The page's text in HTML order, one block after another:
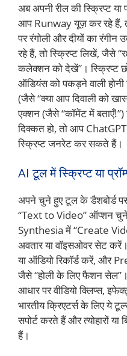
अब अपनी रील की स्क्रिप्ट
आप Runway यूज़ कर रहे हैं, तो
पर रंगोली और दीयों का
रहे हैं, तो स्क्रिप्ट लिखें, जैसे
कलेक्शन को देखें”। स्क्रिप्ट
ऑडियंस को पकड़ने वाली
(जैसे “क्या आप दिवाली को
एक्शन (जैसे “कॉमेंट में
दिक्कत हो, तो आप
स्क्रिप्ट जनरेट कर सकते हैं।
AI टूल में स्क्रिप्ट या
अपने चुने हुए टूल के डैशबोर्ड
“Text to Video” ऑप्शन चुनें,
Synthesia में “Create
अवतार या वॉइसओवर सेट
या ऑडियो रिकॉर्ड करें, और
जैसे “होली के लिए फैशन
आधार पर वीडियो क्लिप्स,
भारतीय क्रिएटर्स के लिए ये
सपोर्ट करते हैं और त्योहारों
हैं।